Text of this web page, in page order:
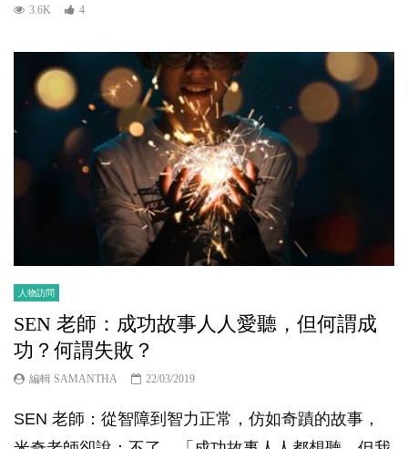
3.6K 4
人物訪問
SEN 老師：成功故事人人愛聽，但何謂成
功？何謂失敗？
編輯 SAMANTHA 22/03/2019
SEN 老師：從智障到智力正常，仿如奇蹟的故事，